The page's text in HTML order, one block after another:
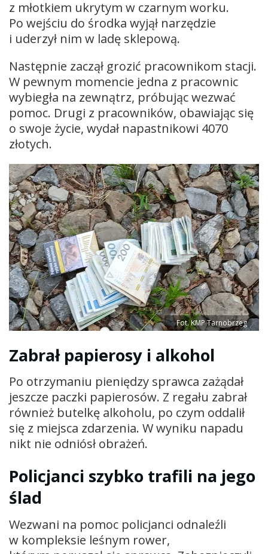
z młotkiem ukrytym w czarnym worku.
Po wejściu do środka wyjął narzędzie
i uderzył nim w ladę sklepową.
Następnie zaczął grozić pracownikom stacji.
W pewnym momencie jedna z pracownic
wybiegła na zewnątrz, próbując wezwać
pomoc. Drugi z pracowników, obawiając się
o swoje życie, wydał napastnikowi 4070
złotych.
Fot. KMP Tarnobrzeg
Zabrał papierosy i alkohol
Po otrzymaniu pieniędzy sprawca zażądał
jeszcze paczki papierosów. Z regału zabrał
również butelkę alkoholu, po czym oddalił
się z miejsca zdarzenia. W wyniku napadu
nikt nie odniósł obrażeń.
Policjanci szybko trafili na jego
ślad
Wezwani na pomoc policjanci odnaleźli
w kompleksie leśnym rower,